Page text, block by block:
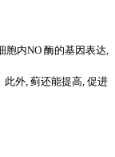
胞内NO 酶的基因表达,
外, 蓟还能提高, 促进